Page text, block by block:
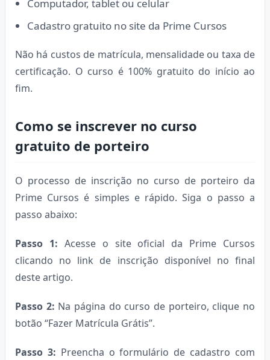
Computador, tablet ou celular
Cadastro gratuito no site da Prime Cursos
Não há custos de matrícula, mensalidade ou taxa de
certificação. O curso é 100% gratuito do início ao
fim.
Como se inscrever no curso
gratuito de porteiro
O processo de inscrição no curso de porteiro da
Prime Cursos é simples e rápido. Siga o passo a
passo abaixo:
Passo 1: Acesse o site oficial da Prime Cursos
clicando no link de inscrição disponível no final
deste artigo.
Passo 2: Na página do curso de porteiro, clique no
botão “Fazer Matrícula Grátis”.
Passo 3: Preencha o formulário de cadastro com